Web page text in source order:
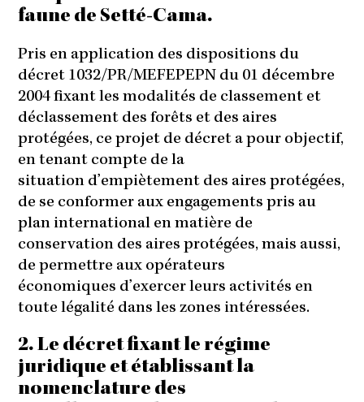
faune de Setté-Cama.
Pris en application des dispositions du
décret 1032/PR/MEFEPEPN du 01 décembre
2004 fixant les modalités de classement et
déclassement des forêts et des aires
protégées, ce projet de décret a pour objectif,
en tenant compte de la
situation d’empiètement des aires protégées,
de se conformer aux engagements pris au
plan international en matière de
conservation des aires protégées, mais aussi,
de permettre aux opérateurs
économiques d’exercer leurs activités en
toute légalité dans les zones intéressées.
2. Le décret fixant le régime
juridique et établissant la
nomenclature des